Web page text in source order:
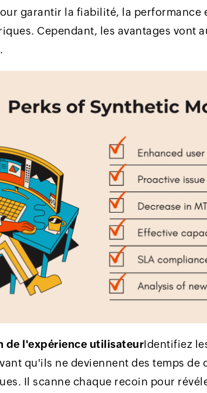
garantir la fiabilité, la performance
Cependant, les avantages vont
de l'expérience utilisateurIdentifiez
qu'ils ne deviennent des temps de
Il scanne chaque recoin pour